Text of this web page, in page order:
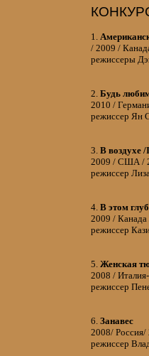
1.
/ 2009 /
режиссеры
2. Будь
2010 /
режиссер Ян
3. В воздухе
2009 / США /
режиссер
4. В этом
2009 /
режиссер
5. Женская
2008 /
режиссер
6. Занавес
2008/
режиссер